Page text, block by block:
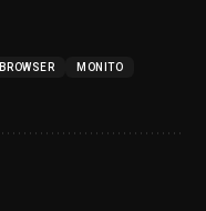
BROWSER
MONITO